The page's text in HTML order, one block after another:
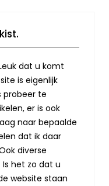
dat u komt
is eigenlijk
probeer te
er is ook
naar bepaalde
dat ik daar
diverse
het zo dat u
website staan